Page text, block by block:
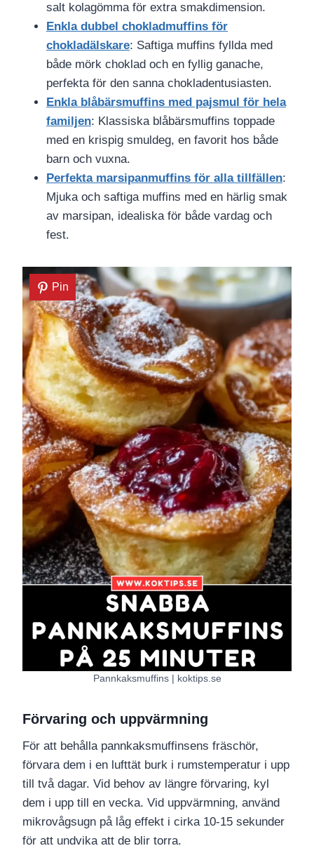
salt kolagömma för extra smakdimension.
Enkla dubbel chokladmuffins för
chokladälskare: Saftiga muffins fyllda med
både mörk choklad och en fyllig ganache,
perfekta för den sanna chokladentusiasten.
Enkla blåbärsmuffins med pajsmul för hela
familjen: Klassiska blåbärsmuffins toppade
med en krispig smuldeg, en favorit hos både
barn och vuxna.
Perfekta marsipanmuffins för alla tillfällen:
Mjuka och saftiga muffins med en härlig smak
av marsipan, idealiska för både vardag och
fest.
Pin
Pannkaksmuffins | koktips.se
Förvaring och uppvärmning
För att behålla pannkaksmuffinsens fräschör,
förvara dem i en lufttät burk i rumstemperatur i upp
till två dagar. Vid behov av längre förvaring, kyl
dem i upp till en vecka. Vid uppvärmning, använd
mikrovågsugn på låg effekt i cirka 10-15 sekunder
för att undvika att de blir torra.